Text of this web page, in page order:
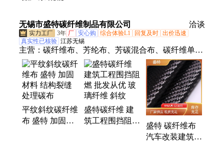
稳定 环保材料
无锡市盛特碳纤维制品有限公司 洽谈
3年 厂 安心购 综合体验L1 回复及时 出价迅速
真实性已核验 江苏无锡
主营： 碳纤维布、芳纶布、芳碳混合布、碳纤维单向
布、玻纤、玻璃纤维碳纤维、芳纶混编布
平纹斜纹碳纤维
布 盛特 加固材
盛特碳纤维 建
筑工程围挡阻燃
盛特 碳纤维布
汽车改装建筑加